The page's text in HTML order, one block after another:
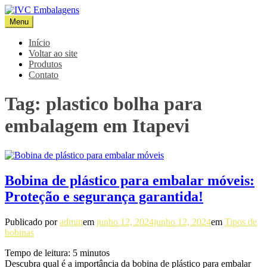
Pular
para
o
conteúdo
IVC Embalagens
Blog IVC
Menu
Início
Voltar ao site
Produtos
Contato
Tag: plastico bolha para
embalagem em Itapevi
Bobina de plástico para embalar móveis:
Proteção e segurança garantida!
Publicado poradminem junho 12, 2024junho 12, 2024em Tipos de
bobinas
Tempo de leitura: 5 minutos
Descubra qual é a importância da bobina de plástico para embalar